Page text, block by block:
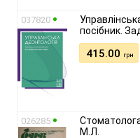
037820
посібник.
415.00 грн
026285
М.Л.